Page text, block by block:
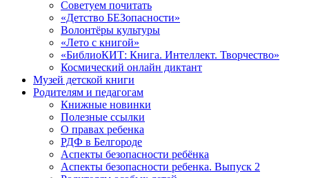
Советуем почитать
«Детство БЕЗопасности»
Волонтёры культуры
«Лето с книгой»
«БиблиоКИТ: Книга. Интеллект. Творчество»
Космический онлайн диктант
Музей детской книги
Родителям и педагогам
Книжные новинки
Полезные ссылки
О правах ребенка
РДФ в Белгороде
Аспекты безопасности ребёнка
Аспекты безопасности ребенка. Выпуск 2